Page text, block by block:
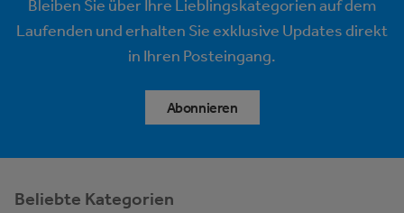
Bleiben Sie über Ihre Lieblingskategorien auf dem
Laufenden und erhalten Sie exklusive Updates direkt
in Ihren Posteingang.
Abonnieren
Beliebte Kategorien